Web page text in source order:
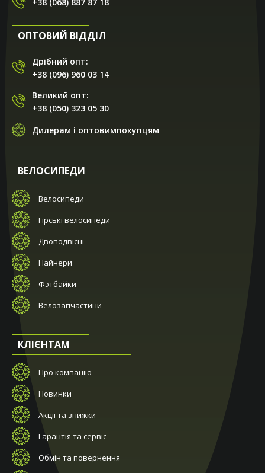
ОПТОВИЙ ВІДДІЛ
Дрібний опт:
+38 (096) 960 03 14
Великий опт:
+38 (050) 323 05 30
Дилерам і оптовимпокупцям
ВЕЛОСИПЕДИ
Велосипеди
Гірські велосипеди
Двоподвісні
Найнери
Фэтбайки
Велозапчастини
КЛІЄНТАМ
Про компанію
Новинки
Акції та знижки
Гарантія та сервіс
Обмін та повернення